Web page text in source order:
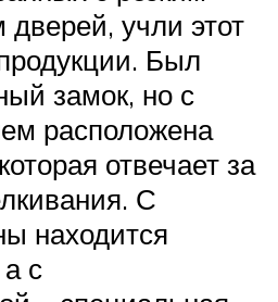
учли этот
Был
замок, но с
расположена
отвечает за
С
находится
с